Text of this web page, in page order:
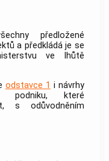
předložené
a předkládá je se
ve lhůtě
odstavce 1 i návrhy
podniku, které
s odůvodněním